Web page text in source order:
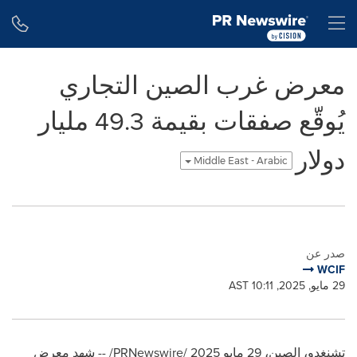
معرض غرب الصين التجاري
يُوقّع صفقات بقيمة 49.3 مليار
دولار
Middle East - Arabic
صدر عن
WCIF
29 مايو, 2025, 10:11 AST
تشنغدو، الصين، 29 مايو 2025 /PRNewswire/ -- شهد معرض